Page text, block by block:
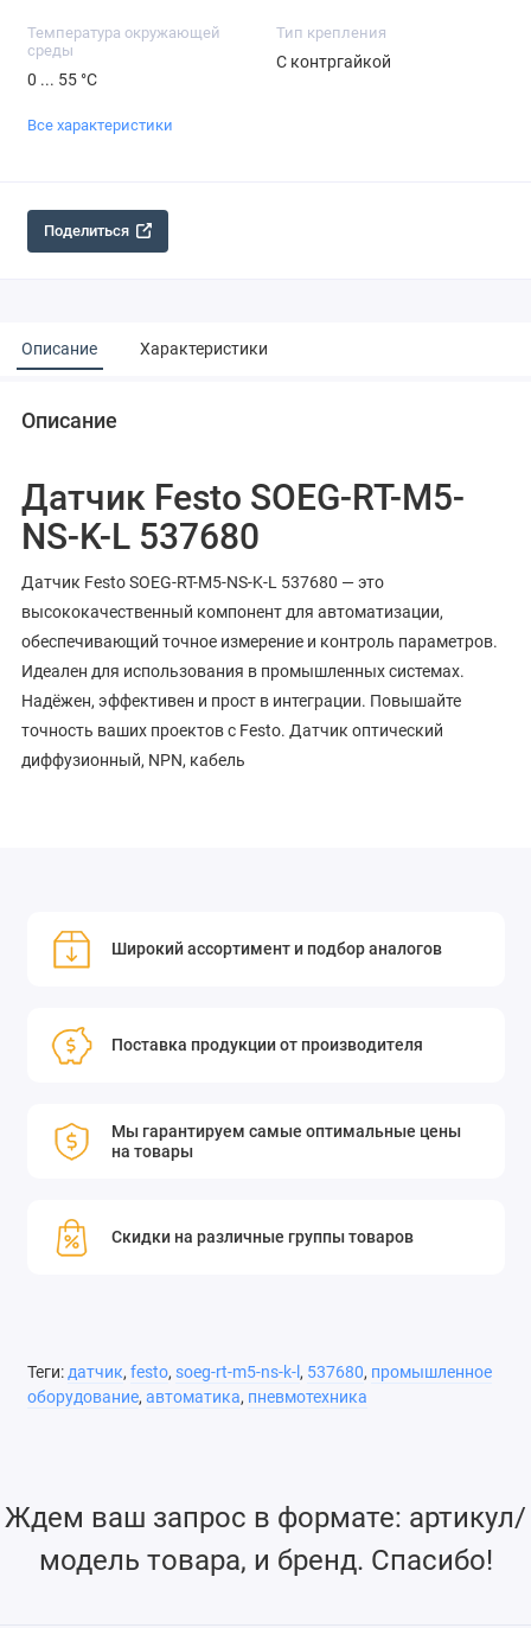
Температура окружающей
среды
0 ... 55 °C
Тип крепления
С контргайкой
Все характеристики
Поделиться
Описание Характеристики
Описание
Датчик Festo SOEG-RT-M5-
NS-K-L 537680
Датчик Festo SOEG-RT-M5-NS-K-L 537680 — это
высококачественный компонент для автоматизации,
обеспечивающий точное измерение и контроль параметров.
Идеален для использования в промышленных системах.
Надёжен, эффективен и прост в интеграции. Повышайте
точность ваших проектов с Festo. Датчик оптический
диффузионный, NPN, кабель
Широкий ассортимент и подбор аналогов
Поставка продукции от производителя
Мы гарантируем самые оптимальные цены
на товары
Скидки на различные группы товаров
Теги:датчик, festo, soeg-rt-m5-ns-k-l, 537680, промышленное
оборудование, автоматика, пневмотехника
Ждем ваш запрос в формате: артикул/
модель товара, и бренд. Спасибо!